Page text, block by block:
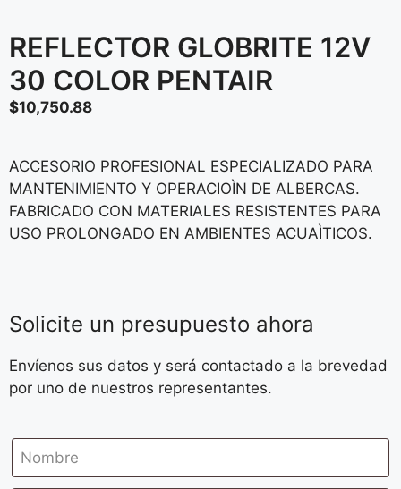
REFLECTOR GLOBRITE 12V
30 COLOR PENTAIR
$10,750.88
ACCESORIO PROFESIONAL ESPECIALIZADO PARA
MANTENIMIENTO Y OPERACIOÌN DE ALBERCAS.
FABRICADO CON MATERIALES RESISTENTES PARA
USO PROLONGADO EN AMBIENTES ACUAÌTICOS.
Solicite un presupuesto ahora
Envíenos sus datos y será contactado a la brevedad
por uno de nuestros representantes.